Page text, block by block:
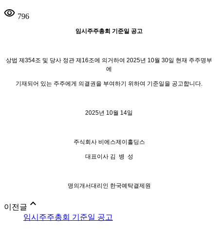
visibility 796
임시주주총회 기준일 공고
상법 제 354조 및 당사 정관 제 16조에 의거하여 2025년 10월 30일 현재 주주명부
에
기재되어 있는 주주에게 의결권을 부여하기 위하여 기준일을 공고합니다.
2025년 10월 14일
주식회사 비에스제이홀딩스
대표이사 김 병 성
명의개서대리인 한국예탁결제원
이전글 expand_less
임시주주총회 기준일 공고